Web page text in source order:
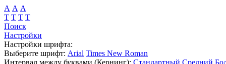
А А А
Т Т Т Т
Поиск
Настройки
Настройки шрифта:
Выберите шрифт: Arial Times New Roman
Интервал между буквами (Кернинг): Стандартный Средний